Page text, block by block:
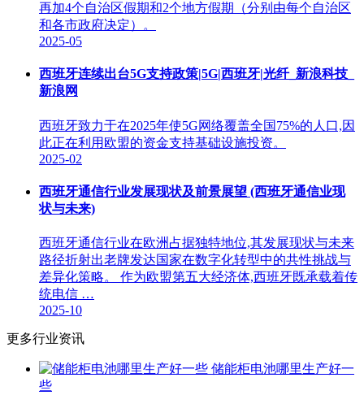
再加4个自治区假期和2个地方假期（分别由每个自治区
和各市政府决定）。
2025-05
西班牙连续出台5G支持政策|5G|西班牙|光纤_新浪科技_
新浪网
西班牙致力于在2025年使5G网络覆盖全国75%的人口,因
此正在利用欧盟的资金支持基础设施投资。
2025-02
西班牙通信行业发展现状及前景展望 (西班牙通信业现
状与未来)
西班牙通信行业在欧洲占据独特地位,其发展现状与未来
路径折射出老牌发达国家在数字化转型中的共性挑战与
差异化策略。 作为欧盟第五大经济体,西班牙既承载着传
统电信 …
2025-10
更多行业资讯
储能柜电池哪里生产好一
些